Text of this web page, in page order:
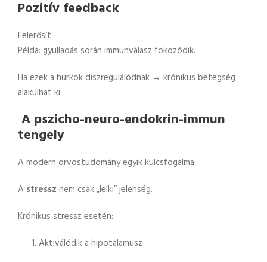
Pozitív feedback
Felerősít.
Példa: gyulladás során immunválasz fokozódik.
Ha ezek a hurkok diszregulálódnak → krónikus betegség
alakulhat ki.
A pszicho-neuro-endokrin-immun
tengely
A modern orvostudomány egyik kulcsfogalma:
A stressz nem csak „lelki” jelenség.
Krónikus stressz esetén:
Aktiválódik a hipotalamusz